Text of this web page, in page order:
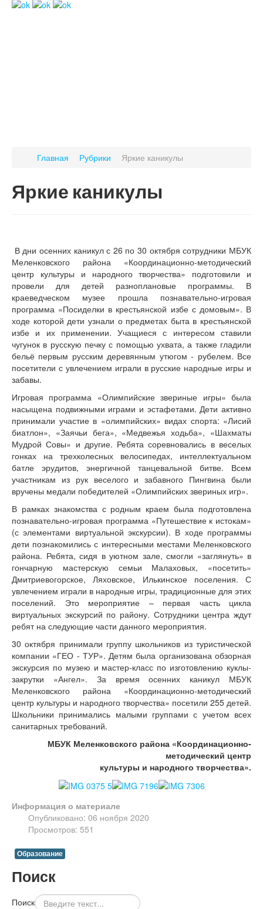
Главная Рубрики Яркие каникулы
Яркие каникулы
В дни осенних каникул с 26 по 30 октября сотрудники МБУК
Меленковского района «Координационно-методический
центр культуры и народного творчества» подготовили и
провели для детей разноплановые программы. В
краеведческом музее прошла познавательно-игровая
программа «Посиделки в крестьянской избе с домовым». В
ходе которой дети узнали о предметах быта в крестьянской
избе и их применении. Учащиеся с интересом ставили
чугунок в русскую печку с помощью ухвата, а также гладили
бельё первым русским деревянным утюгом - рубелем. Все
посетители с увлечением играли в русские народные игры и
забавы.
Игровая программа «Олимпийские звериные игры» была
насыщена подвижными играми и эстафетами. Дети активно
принимали участие в «олимпийских» видах спорта: «Лисий
биатлон», «Заячьи бега», «Медвежья ходьба», «Шахматы
Мудрой Совы» и другие. Ребята соревновались в веселых
гонках на трехколесных велосипедах, интеллектуальном
батле эрудитов, энергичной танцевальной битве. Всем
участникам из рук веселого и забавного Пингвина были
вручены медали победителей «Олимпийских звериных игр».
В рамках знакомства с родным краем была подготовлена
познавательно-игровая программа «Путешествие к истокам»
(с элементами виртуальной экскурсии). В ходе программы
дети познакомились с интересными местами Меленковского
района. Ребята, сидя в уютном зале, смогли «заглянуть» в
гончарную мастерскую семьи Малаховых, «посетить»
Дмитриевогорское, Ляховское, Илькинское поселения. С
увлечением играли в народные игры, традиционные для этих
поселений. Это мероприятие – первая часть цикла
виртуальных экскурсий по району. Сотрудники центра ждут
ребят на следующие части данного мероприятия.
30 октября принимали группу школьников из туристической
компании «ГЕО - ТУР». Детям была организована обзорная
экскурсия по музею и мастер-класс по изготовлению куклы-
закрутки «Ангел». За время осенних каникул МБУК
Меленковского района «Координационно-методический
центр культуры и народного творчества» посетили 255 детей.
Школьники принимались малыми группами с учетом всех
санитарных требований.
МБУК Меленковского района «Координационно-
методический центр
культуры и народного творчества».
Информация о материале
Опубликовано: 06 ноября 2020
Просмотров: 551
Образование
Поиск
Поиск